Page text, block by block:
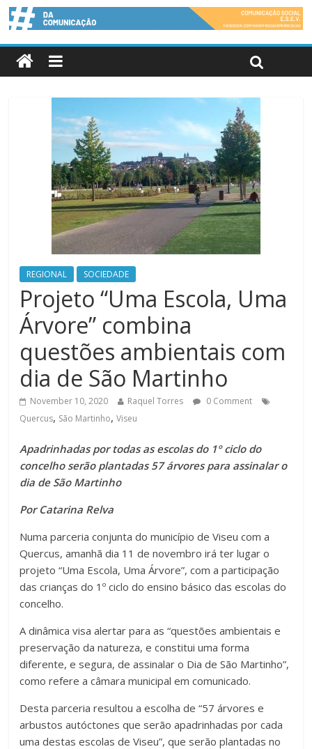
REGIONAL SOCIEDADE
Projeto “Uma Escola, Uma
Árvore” combina
questões ambientais com
dia de São Martinho
November 10, 2020 Raquel Torres
0 Comment
Quercus, São Martinho,Viseu
Apadrinhadas por todas as escolas do 1º ciclo do
concelho serão plantadas 57 árvores para assinalar o
dia de São Martinho
Por Catarina Relva
Numa parceria conjunta do município de Viseu com a
Quercus, amanhã dia 11 de novembro irá ter lugar o
projeto “Uma Escola, Uma Árvore”, com a participação
das crianças do 1º ciclo do ensino básico das escolas do
concelho.
A dinâmica visa alertar para as “questões ambientais e
preservação da natureza, e constitui uma forma
diferente, e segura, de assinalar o Dia de São Martinho”,
como refere a câmara municipal em comunicado.
Desta parceria resultou a escolha de “57 árvores e
arbustos autóctones que serão apadrinhadas por cada
uma destas escolas de Viseu”, que serão plantadas no